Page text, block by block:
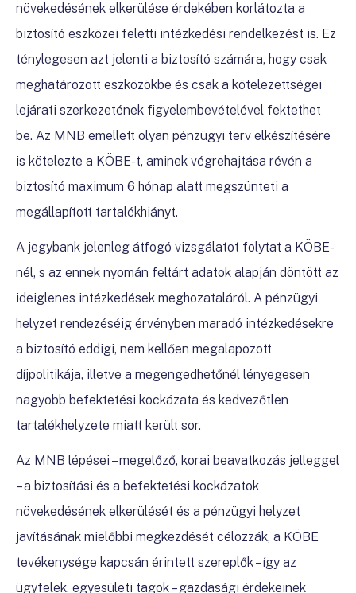
növekedésének elkerülése érdekében korlátozta a
biztosító eszközei feletti intézkedési rendelkezést is. Ez
ténylegesen azt jelenti a biztosító számára, hogy csak
meghatározott eszközökbe és csak a kötelezettségei
lejárati szerkezetének figyelembevételével fektethet
be. Az MNB emellett olyan pénzügyi terv elkészítésére
is kötelezte a KÖBE-t, aminek végrehajtása révén a
biztosító maximum 6 hónap alatt megszünteti a
megállapított tartalékhiányt.
A jegybank jelenleg átfogó vizsgálatot folytat a KÖBE-
nél, s az ennek nyomán feltárt adatok alapján döntött az
ideiglenes intézkedések meghozataláról. A pénzügyi
helyzet rendezéséig érvényben maradó intézkedésekre
a biztosító eddigi, nem kellően megalapozott
díjpolitikája, illetve a megengedhetőnél lényegesen
nagyobb befektetési kockázata és kedvezőtlen
tartalékhelyzete miatt került sor.
Az MNB lépései – megelőző, korai beavatkozás jelleggel
– a biztosítási és a befektetési kockázatok
növekedésének elkerülését és a pénzügyi helyzet
javításának mielőbbi megkezdését célozzák, a KÖBE
tevékenysége kapcsán érintett szereplők – így az
ügyfelek, egyesületi tagok – gazdasági érdekeinek